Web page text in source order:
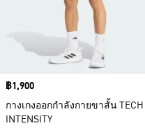
Price
฿1,900
กางเกงออกกำลังกายขาสั้น TECH
INTENSITY